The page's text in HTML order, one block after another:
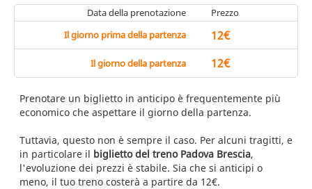
Data della prenotazione
Prezzo
Il giorno prima della partenza
12€
Il giorno della partenza 12€
Prenotare un biglietto in anticipo è frequentemente più
economico che aspettare il giorno della partenza.
Tuttavia, questo non è sempre il caso. Per alcuni tragitti, e
in particolare il biglietto del treno Padova Brescia,
l'evoluzione dei prezzi è stabile. Sia che si anticipi o
meno, il tuo treno costerà a partire da 12€.